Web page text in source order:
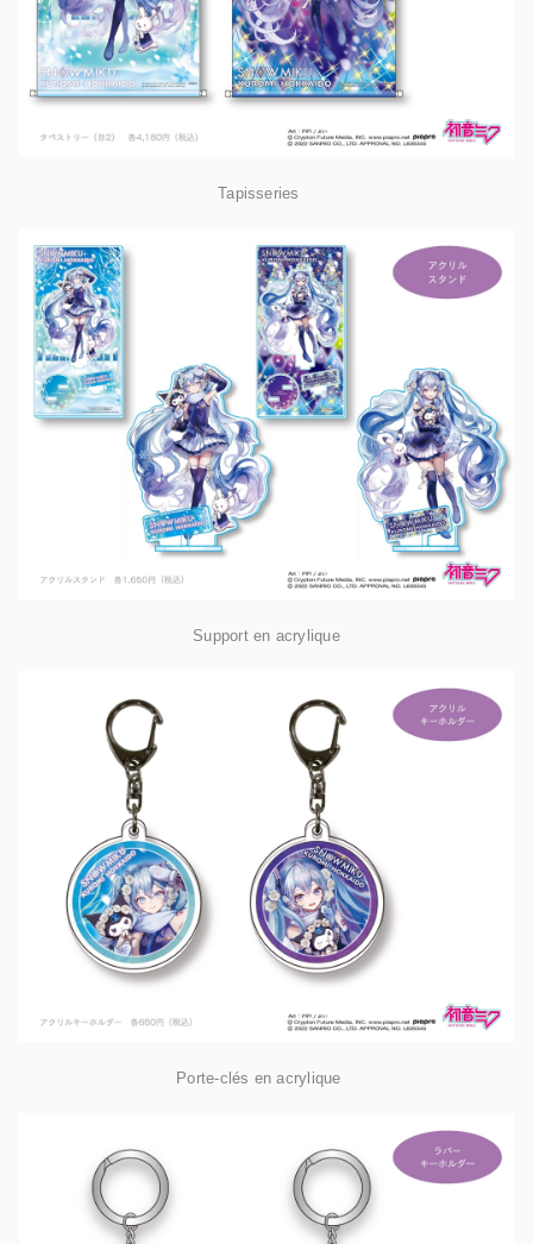
Tapisseries
Support en acrylique
Porte-clés en acrylique